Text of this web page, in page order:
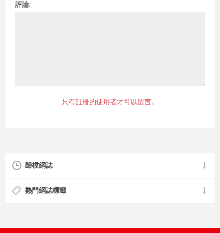
評論:
只有註冊的使用者才可以留言。
歸檔網誌
熱門網誌標籤